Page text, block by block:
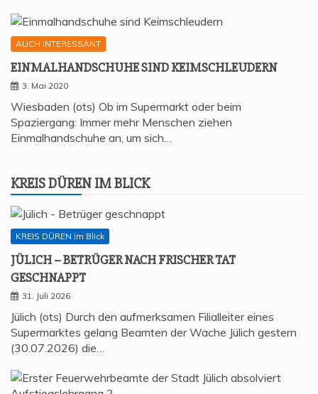
AUCH INTERESSANT
EIN­MAL­HAND­SCHU­HE SIND KEIMSCHLEUDERN
3. Mai 2020
Wiesbaden (ots) Ob im Supermarkt oder beim
Spaziergang: Immer mehr Menschen ziehen
Einmalhandschuhe an, um sich…
KREIS DÜREN IM BLICK
KREIS DÜREN im Blick
JÜLICH – BETRÜ­GER NACH FRI­SCHER TAT
GESCHNAPPT
31. Juli 2026
Jülich (ots) Durch den aufmerksamen Filialleiter eines
Supermarktes gelang Beamten der Wache Jülich gestern
(30.07.2026) die…